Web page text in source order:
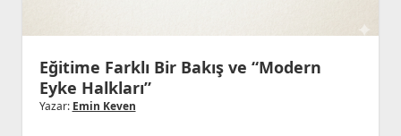
Eğitime Farklı Bir Bakış ve “Modern
Eyke Halkları”
Yazar: Emin Keven